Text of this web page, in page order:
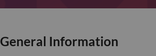
General Information